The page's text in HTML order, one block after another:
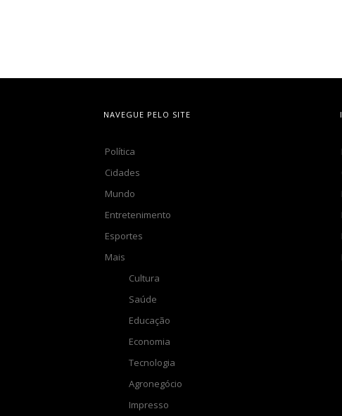
NAVEGUE PELO SITE
Política
Cidades
Mundo
Entretenimento
Esportes
Mais
Cultura
Saúde
Educação
Economia
Tecnologia
Agronegócio
Impresso